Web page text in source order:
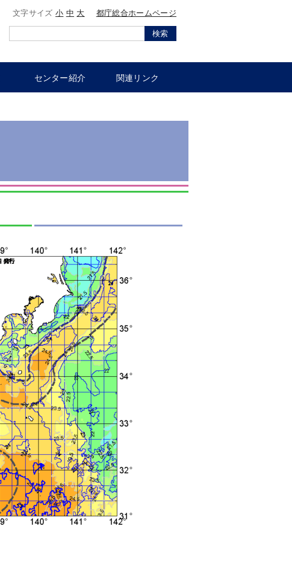
文字サイズ小 中 大 都庁総合ホームページ
検索
センター紹介 関連リンク